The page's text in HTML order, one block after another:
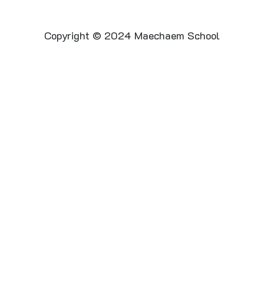
Copyright © 2024 Maechaem School